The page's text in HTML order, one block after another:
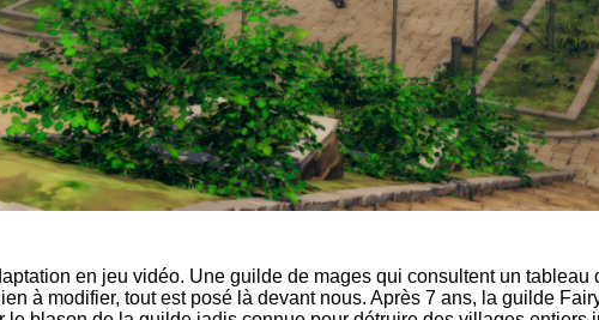
en jeu vidéo. Une guilde de mages qui consultent un tableau
à modifier, tout est posé là devant nous. Après 7 ans, la guilde